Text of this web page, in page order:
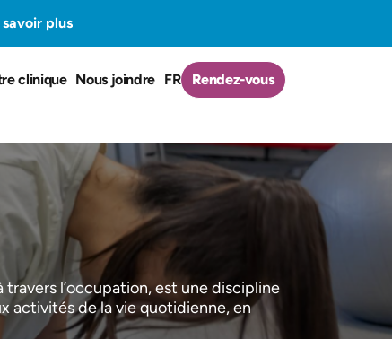
savoir plus
clinique Nous joindre FR Rendez-vous
l’occupation, est une discipline
activités de la vie quotidienne, en